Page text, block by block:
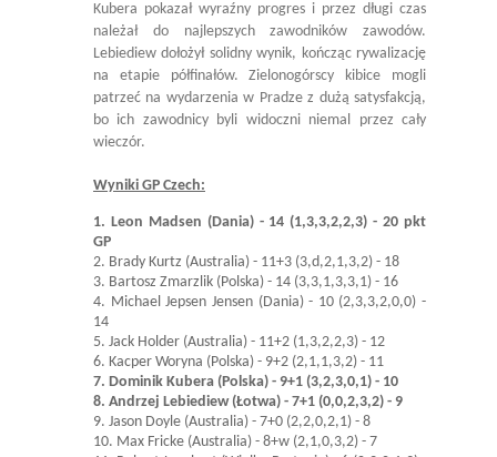
Kubera pokazał wyraźny progres i przez długi czas
należał do najlepszych zawodników zawodów.
Lebiediew dołożył solidny wynik, kończąc rywalizację
na etapie półfinałów. Zielonogórscy kibice mogli
patrzeć na wydarzenia w Pradze z dużą satysfakcją,
bo ich zawodnicy byli widoczni niemal przez cały
wieczór.
Wyniki GP Czech:
1. Leon Madsen (Dania) - 14 (1,3,3,2,2,3) - 20 pkt
GP
2. Brady Kurtz (Australia) - 11+3 (3,d,2,1,3,2) - 18
3. Bartosz Zmarzlik (Polska) - 14 (3,3,1,3,3,1) - 16
4. Michael Jepsen Jensen (Dania) - 10 (2,3,3,2,0,0) -
14
5. Jack Holder (Australia) - 11+2 (1,3,2,2,3) - 12
6. Kacper Woryna (Polska) - 9+2 (2,1,1,3,2) - 11
7. Dominik Kubera (Polska) - 9+1 (3,2,3,0,1) - 10
8. Andrzej Lebiediew (Łotwa) - 7+1 (0,0,2,3,2) - 9
9. Jason Doyle (Australia) - 7+0 (2,2,0,2,1) - 8
10. Max Fricke (Australia) - 8+w (2,1,0,3,2) - 7